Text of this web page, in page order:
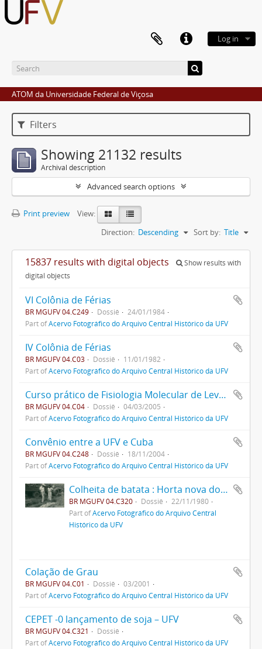
Log in
ATOM da Universidade Federal de Viçosa
Filters
Showing 21132 results
Archival description
Advanced search options
Print preview
View:
Sort by: Title
Direction: Descending
15837 results with digital objects
Show results with
digital objects
VI Colônia de Férias
BR MGUFV 04.C249 Dossiê
24/01/1984
Part ofAcervo Fotográfico do Arquivo Central Histórico da UFV
IV Colônia de Férias
BR MGUFV 04.C03 Dossiê
11/01/1982
Part ofAcervo Fotográfico do Arquivo Central Histórico da UFV
Curso prático de Fisiologia Molecular de Leveduros
BR MGUFV 04.C04 Dossiê
04/03/2005
Part ofAcervo Fotográfico do Arquivo Central Histórico da UFV
Convênio entre a UFV e Cuba
BR MGUFV 04.C248 Dossiê
18/11/2004
Part ofAcervo Fotográfico do Arquivo Central Histórico da UFV
Colheita de batata : Horta nova do fundão
BR MGUFV 04.C320 Dossiê
22/11/1980
Part ofAcervo Fotográfico do Arquivo Central
Histórico da UFV
Colação de Grau
BR MGUFV 04.C01 Dossiê
03/2001
Part ofAcervo Fotográfico do Arquivo Central Histórico da UFV
CEPET -0 lançamento de soja – UFV
BR MGUFV 04.C321
Dossiê
Part ofAcervo Fotográfico do Arquivo Central Histórico da UFV